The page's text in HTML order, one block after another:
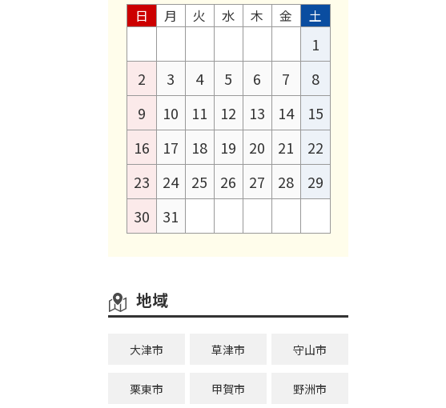
日
月 火 水 木 金 土
1
2
3 4 5 6 7
8
9
10 11 12 13 14
15
16
17 18 19 20 21
22
23
24 25 26 27 28
29
30
31
地域
大津市 草津市 守山市
栗東市 甲賀市 野洲市